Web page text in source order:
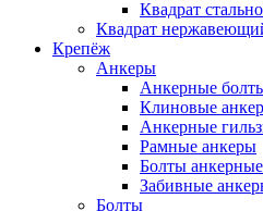
Квадрат
Квадрат
Крепёж
Анкеры
Анкерные
Клиновые
Анкерные
Рамные анкеры
Болты
Забивные
Болты